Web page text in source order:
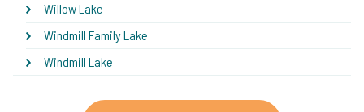
Willow Lake
Windmill Family Lake
Windmill Lake